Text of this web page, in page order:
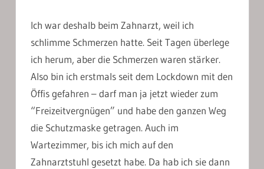
Ich war deshalb beim Zahnarzt, weil ich
schlimme Schmerzen hatte. Seit Tagen überlege
ich herum, aber die Schmerzen waren stärker.
Also bin ich erstmals seit dem Lockdown mit den
Öffis gefahren – darf man ja jetzt wieder zum
“Freizeitvergnügen” und habe den ganzen Weg
die Schutzmaske getragen. Auch im
Wartezimmer, bis ich mich auf den
Zahnarztstuhl gesetzt habe. Da hab ich sie dann